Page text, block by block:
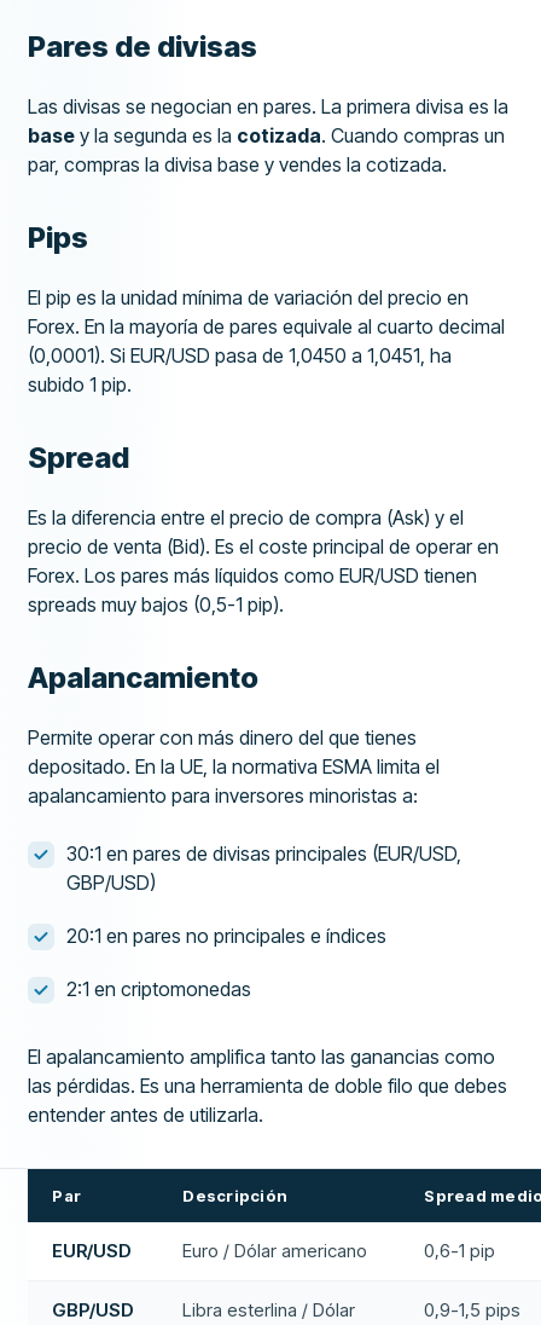
Pares de divisas
Las divisas se negocian en pares. La primera divisa es la
base y la segunda es la cotizada. Cuando compras un
par, compras la divisa base y vendes la cotizada.
Pips
El pip es la unidad mínima de variación del precio en
Forex. En la mayoría de pares equivale al cuarto decimal
(0,0001). Si EUR/USD pasa de 1,0450 a 1,0451, ha
subido 1 pip.
Spread
Es la diferencia entre el precio de compra (Ask) y el
precio de venta (Bid). Es el coste principal de operar en
Forex. Los pares más líquidos como EUR/USD tienen
spreads muy bajos (0,5-1 pip).
Apalancamiento
Permite operar con más dinero del que tienes
depositado. En la UE, la normativa ESMA limita el
apalancamiento para inversores minoristas a:
30:1 en pares de divisas principales (EUR/USD,
GBP/USD)
20:1 en pares no principales e índices
2:1 en criptomonedas
El apalancamiento amplifica tanto las ganancias como
las pérdidas. Es una herramienta de doble filo que debes
entender antes de utilizarla.
Par Descripción Spread
EUR/USD Euro / Dólar americano 0,6-1 pip
GBP/USD Libra esterlina / Dólar 0,9-1,5 pips